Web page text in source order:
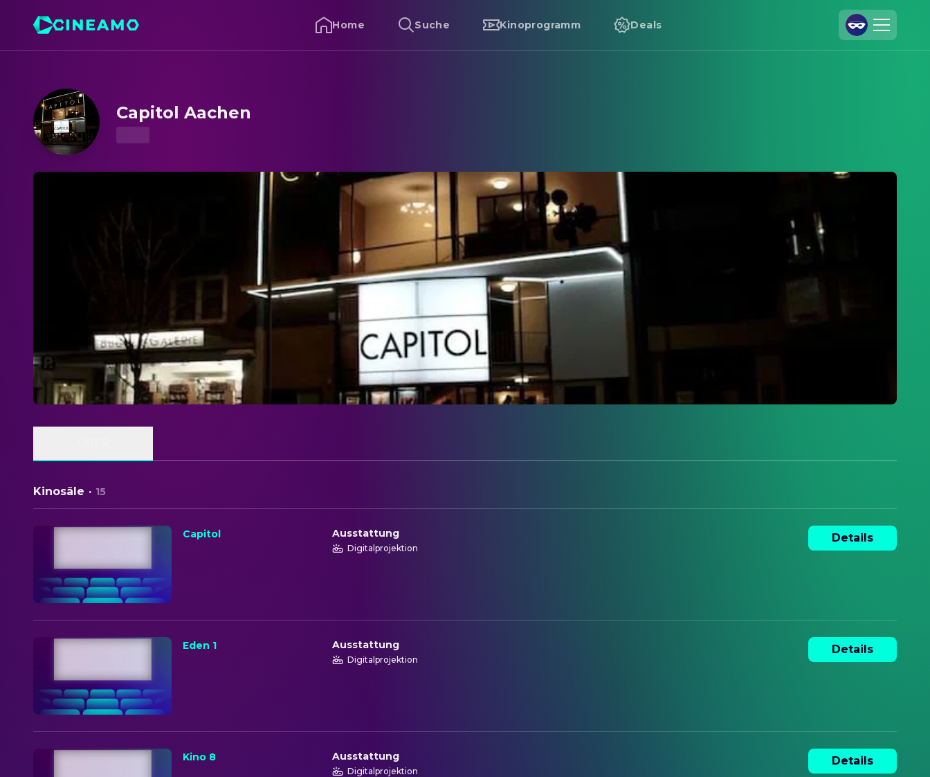
Home Suche Kinoprogramm Deals
Datenschutzerklärung
Capitol Aachen
Kinosäle · 15
Capitol Ausstattung
Digitalprojektion
Details
Eden 1 Ausstattung
Digitalprojektion
Details
Kino 8 Ausstattung
Digitalprojektion
Details